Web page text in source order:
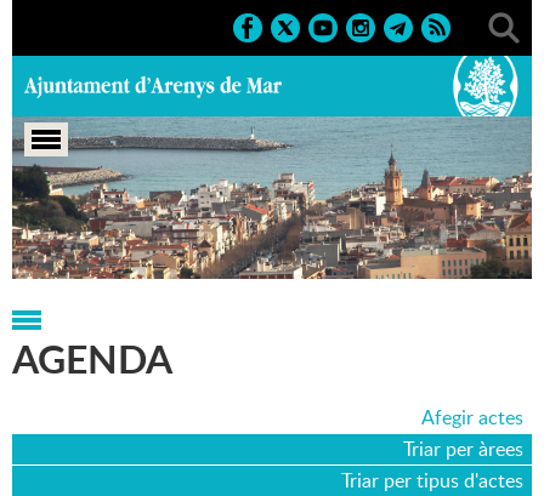
Portada > Agenda > 16-11-2025
AGENDA
Afegir actes
Triar per àrees
Triar per tipus d'actes